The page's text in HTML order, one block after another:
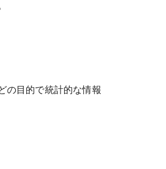
の目的で統計的な情報